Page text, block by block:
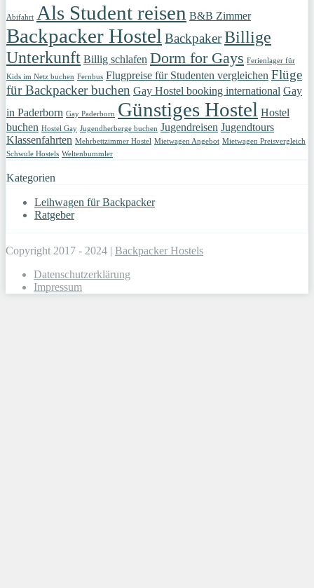
Abifahrt Als Student reisen B&B Zimmer
Backpacker Hostel BackpakerBillige
Unterkunft Billig schlafen Dorm for Gays Ferienlager für
Kids im Netz buchen Fernbus Flugpreise für Studenten vergleichen Flüge
für Backpacker buchen Gay Hostel booking international Gay
in Paderborn Gay Paderborn Günstiges Hostel Hostel
buchen Hostel Gay Jugendherberge buchen Jugendreisen Jugendtours
Klassenfahrten Mehrbettzimmer Hostel Mietwagen Angebot Mietwagen Preisvergleich
Schwule Hostels Weltenbummler
Kategorien
Leihwagen für Backpacker
Ratgeber
Copyright 2017 - 2024 | Backpacker Hostels
Datenschutzerklärung
Impressum